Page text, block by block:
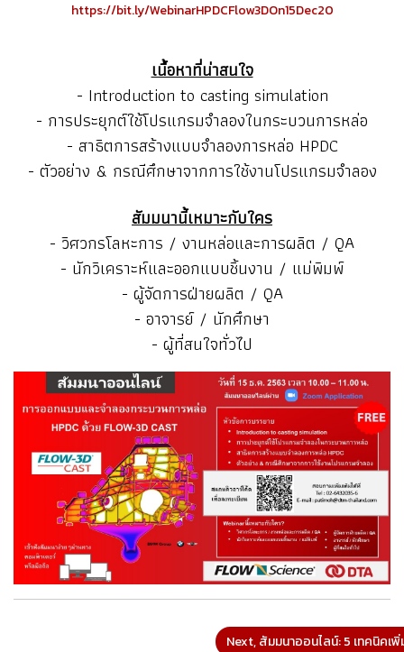
https://bit.ly/WebinarHPDCFlow3DOn15Dec20
เนื้อหาที่น่าสนใจ
- Introduction to casting simulation
- การประยุกต์ใช้โปรแกรมจำลองในกระบวนการหล่อ
- สาธิตการสร้างแบบจำลองการหล่อ HPDC
- ตัวอย่าง & กรณีศึกษาจากการใช้งานโปรแกรมจำลอง
สัมมนานี้เหมาะกับใคร
- วิศวกรโลหะการ / งานหล่อและการผลิต / QA
- นักวิเคราะห์และออกแบบชิ้นงาน / แม่พิมพ์
- ผู้จัดการฝ่ายผลิต / QA
- อาจารย์ / นักศึกษา
- ผู้ที่สนใจทั่วไป
Next, สัมมนาออนไลน์: 5 เทคนิค